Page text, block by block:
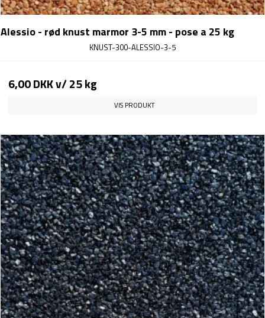
Alessio - rød knust marmor 3-5 mm - pose a 25 kg
KNUST-300-ALESSIO-3-5
6,00 DKKv/ 25 kg
VIS PRODUKT